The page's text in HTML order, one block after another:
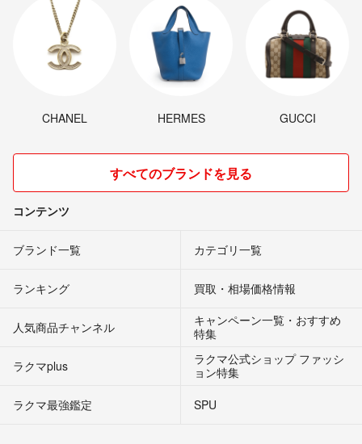
CHANEL HERMES GUCCI
すべてのブランドを見る
コンテンツ
ブランド一覧 カテゴリ一覧
ランキング 買取・相場価格情報
人気商品チャンネル
キャンペーン一覧・おすすめ
特集
ラクマplus
ラクマ公式ショップ ファッシ
ョン特集
ラクマ最強鑑定
SPU